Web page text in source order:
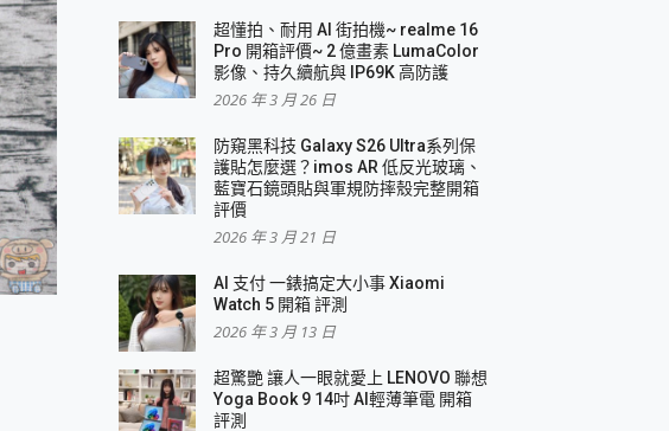
微型充電站 開箱 評測
18.0.0 業界最好的資料救援軟體
尖影音娛樂效能~
14 開箱 評測
連接~
功能最好玩的美拍神機 vivo V30 Pro
電源 開箱 評測
大巨蛋萬人盛典
超懂拍、耐用 AI 街拍機~ realme 16
Pro 開箱評價~ 2 億畫素 LumaColor
影像、持久續航與 IP69K 高防護
2026 年 3 月 26 日
防窺黑科技 Galaxy S26 Ultra系列保
護貼怎麼選？imos AR 低反光玻璃、
藍寶石鏡頭貼與軍規防摔殼完整開箱
評價
2026 年 3 月 21 日
AI 支付 一錶搞定大小事 Xiaomi
Watch 5 開箱 評測
2026 年 3 月 13 日
超驚艷 讓人一眼就愛上 LENOVO 聯想
Yoga Book 9 14吋 AI輕薄筆電 開箱
評測